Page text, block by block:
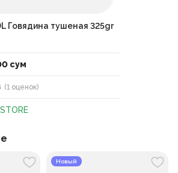
Говядина тушеная 325gr
сум
(1 оценок)
Новый